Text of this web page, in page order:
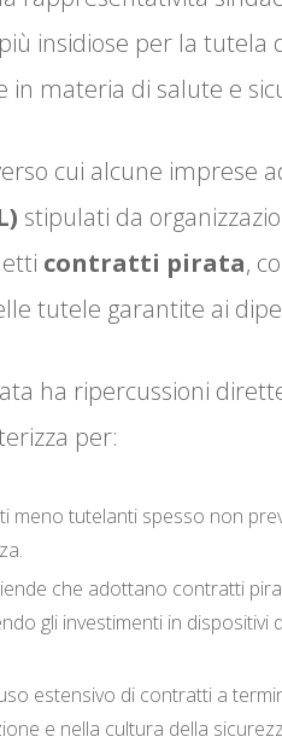
insidiose per la tutela
materia di salute e
cui alcune imprese
stipulati da
contratti pirata,
tutele garantite ai
ha ripercussioni
per:
meno tutelanti spesso non
che adottano contratti
gli investimenti in dispositivi
estensivo di contratti a
e nella cultura della